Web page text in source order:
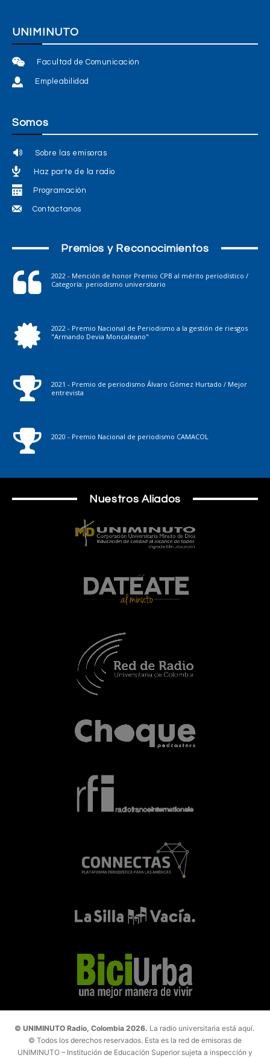
UNIMINUTO
Facultad de Comunicación
Empleabilidad
Somos
Sobre las emisoras
Haz parte de la radio
Programación
Contáctanos
Premios y Reconocimientos
2022 - Mención de honor Premio CPB al mérito periodístico /
Categoría: periodismo universitario
2022 - Premio Nacional de Periodismo a la gestión de riesgos
"Armando Devia Moncaleano"
2021 - Premio de periodismo Álvaro Gómez Hurtado / Mejor
entrevista
2020 - Premio Nacional de periodismo CAMACOL
Nuestros Aliados
© UNIMINUTO Radio, Colombia 2026. La radio universitaria está aquí.
© Todos los derechos reservados. Esta es la red de emisoras de
UNIMINUTO – Institución de Educación Superior sujeta a inspección y